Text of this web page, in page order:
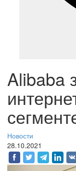
Alibaba
Новости
28.10.2021